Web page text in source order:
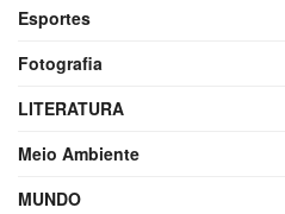
Esportes
Fotografia
LITERATURA
Meio Ambiente
MUNDO